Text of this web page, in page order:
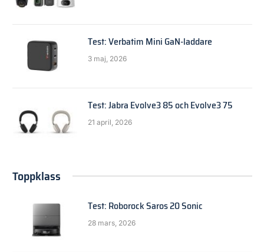
Test: Verbatim Mini GaN-laddare
3 maj, 2026
Test: Jabra Evolve3 85 och Evolve3 75
21 april, 2026
Toppklass
Test: Roborock Saros 20 Sonic
28 mars, 2026